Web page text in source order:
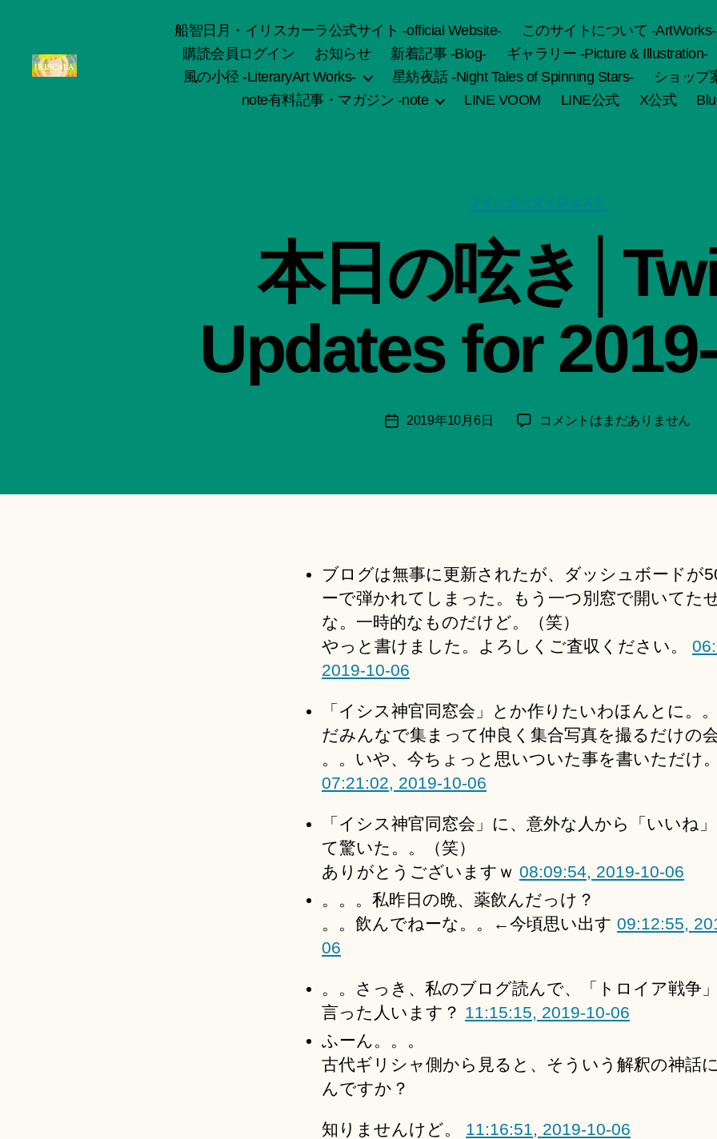
船智日月・イリスカーラ公式サイト -official Website- このサイトについて -ArtWorks-
購読会員ログイン
お知らせ 新着記事 -Blog- ギャラリー -Picture & Illustration-
風の小径 -LiteraryArt Works-
星紡夜話 -Night Tales of Spinning Stars-
ショップ
note有料記事・マガジン -note
LINE VOOM LINE公式 X公式
カ
テ
リ
ー
ツイッターダイジェスト
本日の呟き
Updates for
成
智
日
月
ki
＊
投
2019年10月6日
本
き
2019-
10-
06
へ
の
コメントはまだありません
ブログは無事に更新されたが、ダッシュボードが
ーで弾かれてしまった。もう一つ別窓で開いてた
な。一時的なものだけど。（笑）
やっと書けました。よろしくご査収ください。
2019-10-06
「イシス神官同窓会」とか作りたいわほんとに。
だみんなで集まって仲良く集合写真を撮るだけの会
。。いや、今ちょっと思いついた事を書いただけ。
07:21:02, 2019-10-06
「イシス神官同窓会」に、意外な人から「いいね
て驚いた。。（笑）
ありがとうございますｗ 08:09:54, 2019-10-06
。。。私昨日の晩、薬飲んだっけ？
。。飲んでねーな。。←今頃思い出す 09:12:55,
06
。。さっき、私のブログ読んで、「トロイア戦争
言った人います？ 11:15:15, 2019-10-06
ふーん。。。
古代ギリシャ側から見ると、そういう解釈の神話
んですか？
知りませんけど。 11:16:51, 2019-10-06